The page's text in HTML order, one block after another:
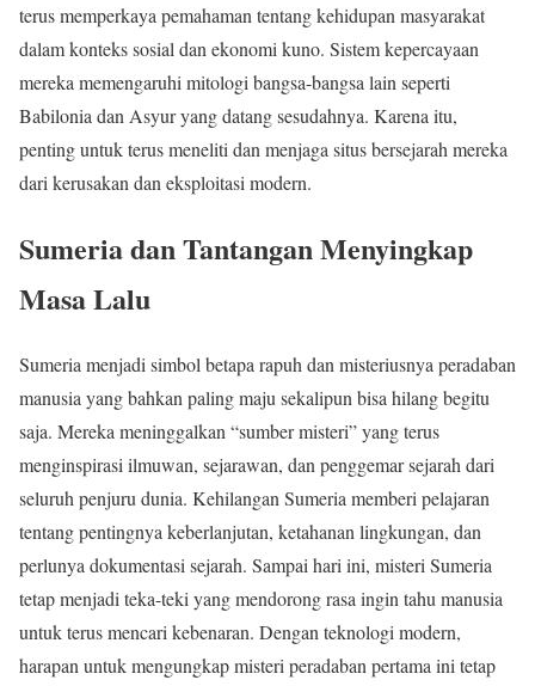
terus memperkaya pemahaman tentang kehidupan masyarakat
dalam konteks sosial dan ekonomi kuno. Sistem kepercayaan
mereka memengaruhi mitologi bangsa-bangsa lain seperti
Babilonia dan Asyur yang datang sesudahnya. Karena itu,
penting untuk terus meneliti dan menjaga situs bersejarah mereka
dari kerusakan dan eksploitasi modern.
Sumeria dan Tantangan Menyingkap
Masa Lalu
Sumeria menjadi simbol betapa rapuh dan misteriusnya peradaban
manusia yang bahkan paling maju sekalipun bisa hilang begitu
saja. Mereka meninggalkan “sumber misteri” yang terus
menginspirasi ilmuwan, sejarawan, dan penggemar sejarah dari
seluruh penjuru dunia. Kehilangan Sumeria memberi pelajaran
tentang pentingnya keberlanjutan, ketahanan lingkungan, dan
perlunya dokumentasi sejarah. Sampai hari ini, misteri Sumeria
tetap menjadi teka-teki yang mendorong rasa ingin tahu manusia
untuk terus mencari kebenaran. Dengan teknologi modern,
harapan untuk mengungkap misteri peradaban pertama ini tetap